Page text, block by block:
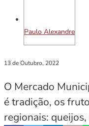
Paulo Alexandre
13 de Outubro, 2022
O Mercado
é tradição, os
regionais: